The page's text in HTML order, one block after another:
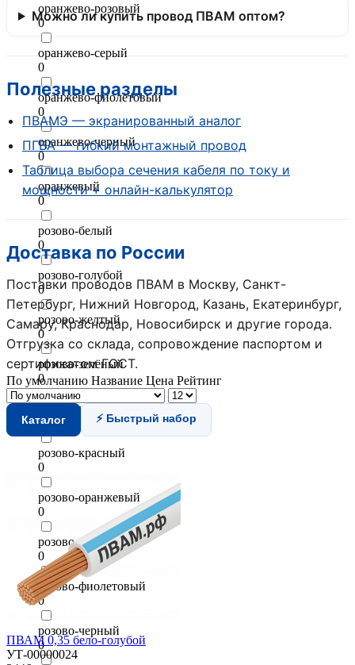
оранжево-розовый
0
оранжево-серый
0
оранжево-фиолетовый
0
оранжево-черный
0
оранжевый
0
розово-белый
0
розово-голубой
0
розово-желтый
0
розово-зелёный
0
розово-коричневый
0
розово-красный
0
розово-оранжевый
0
розово-серый
0
розово-фиолетовый
0
розово-черный
0
Можно ли купить провод ПВАМ оптом?
Полезные разделы
ПВАМЭ — экранированный аналог
ПГВА — гибкий монтажный провод
Таблица выбора сечения кабеля по току и
мощности + онлайн-калькулятор
Доставка по России
Поставки проводов ПВАМ в Москву, Санкт-
Петербург, Нижний Новгород, Казань, Екатеринбург,
Самару, Краснодар, Новосибирск и другие города.
Отгрузка со склада, сопровождение паспортом и
сертификатом ГОСТ.
По умолчанию Название Цена Рейтинг
Каталог ⚡ Быстрый набор
ПВАМ 0,35 бело-голубой
УТ-00000024